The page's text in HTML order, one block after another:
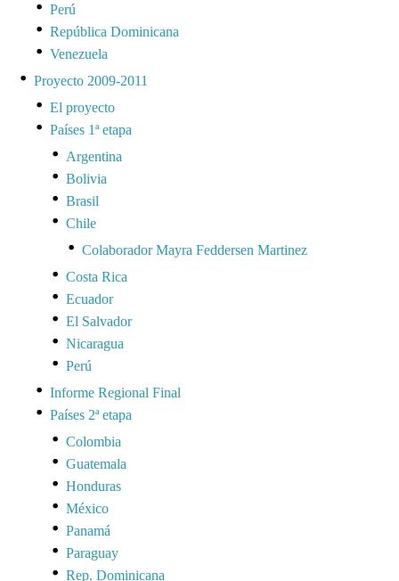
Perú
República Dominicana
Venezuela
Proyecto 2009-2011
El proyecto
Países 1ª etapa
Argentina
Bolivia
Brasil
Chile
Colaborador Mayra Feddersen Martinez
Costa Rica
Ecuador
El Salvador
Nicaragua
Perú
Informe Regional Final
Países 2ª etapa
Colombia
Guatemala
Honduras
México
Panamá
Paraguay
Rep. Dominicana